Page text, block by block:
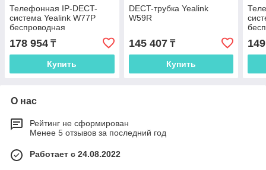
Телефонная IP-DECT-
система Yealink W77P
беспроводная
178 954 ₸
Купить
DECT-трубка Yealink
W59R
145 407₸
Купить
О нас
Рейтинг не сформирован
Менее 5 отзывов за последний год
Работает с 24.08.2022